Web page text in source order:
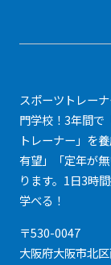
スポーツトレー
門学校！3年間で
トレーナー」を
有望」「定年が
ります。1日3時
学べる！
〒530-0047
大阪府大阪市北